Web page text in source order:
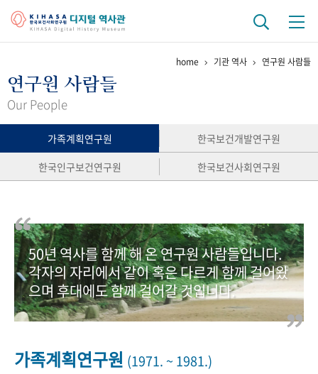
걸어온 길 기관 변천사
연구 역사
정책과 연구 키워드로 보는 연구 역사
연구자들
간행물 변천사
기록물 아카이브
사진 아카이브 문서 기록물 행정박물 영상 기록물
50+1주년 기념
+1
home 기관 역사 연구원 사람들
연구원 사람들
Our People
가족계획연구원
한국보건개발연구원
한국인구보건연구원
한국보건사회연구원
50년 역사를 함께 해 온 연구원 사람들입니다.
각자의 자리에서 같이 혹은 다르게 함께 걸어왔
으며 후대에도 함께 걸어갈 것입니다.
가족계획연구원 (1971. ~ 1981.)